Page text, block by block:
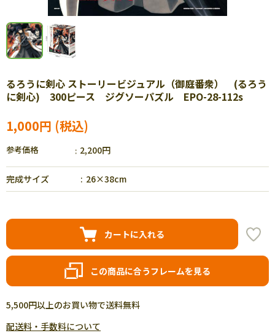
るろうに剣心 ストーリービジュアル（御庭番衆） (るろう
に剣心) 300ピース ジグソーパズル EPO-28-112s
1,000円
参考価格 2,200円
完成サイズ 26×38cm
カートに入れる
この商品に合うフレームを見る
5,500円以上のお買い物で送料無料
配送料・手数料について